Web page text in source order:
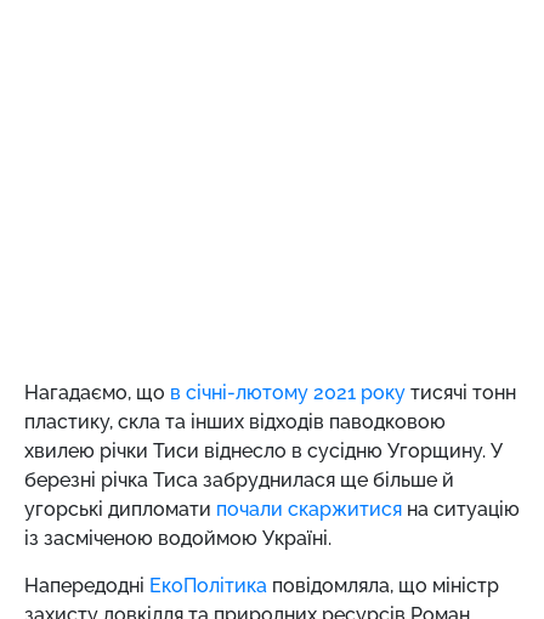
Нагадаємо, що в січні-лютому 2021 року тисячі тонн
пластику, скла та інших відходів паводковою
хвилею річки Тиси віднесло в сусідню Угорщину. У
березні річка Тиса забруднилася ще більше й
угорські дипломати почали скаржитися на ситуацію
із засміченою водоймою Україні.
Напередодні ЕкоПолітика повідомляла, що міністр
захисту довкілля та природних ресурсів Роман